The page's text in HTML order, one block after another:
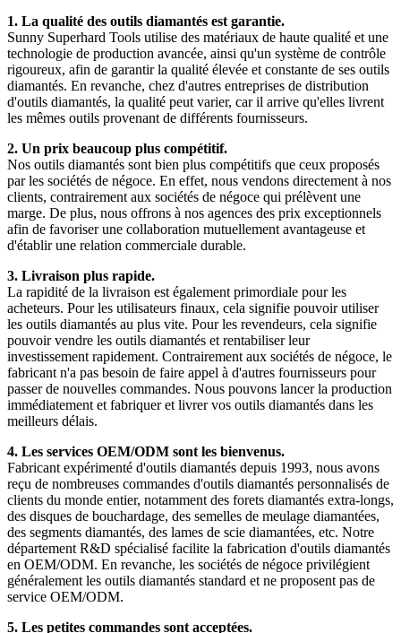
1. La qualité des outils diamantés est garantie.
Sunny Superhard Tools utilise des matériaux de haute qualité et une
technologie de production avancée, ainsi qu'un système de contrôle
rigoureux, afin de garantir la qualité élevée et constante de ses outils
diamantés. En revanche, chez d'autres entreprises de distribution
d'outils diamantés, la qualité peut varier, car il arrive qu'elles livrent
les mêmes outils provenant de différents fournisseurs.
2. Un prix beaucoup plus compétitif.
Nos outils diamantés sont bien plus compétitifs que ceux proposés
par les sociétés de négoce. En effet, nous vendons directement à nos
clients, contrairement aux sociétés de négoce qui prélèvent une
marge. De plus, nous offrons à nos agences des prix exceptionnels
afin de favoriser une collaboration mutuellement avantageuse et
d'établir une relation commerciale durable.
3. Livraison plus rapide.
La rapidité de la livraison est également primordiale pour les
acheteurs. Pour les utilisateurs finaux, cela signifie pouvoir utiliser
les outils diamantés au plus vite. Pour les revendeurs, cela signifie
pouvoir vendre les outils diamantés et rentabiliser leur
investissement rapidement. Contrairement aux sociétés de négoce, le
fabricant n'a pas besoin de faire appel à d'autres fournisseurs pour
passer de nouvelles commandes. Nous pouvons lancer la production
immédiatement et fabriquer et livrer vos outils diamantés dans les
meilleurs délais.
4. Les services OEM/ODM sont les bienvenus.
Fabricant expérimenté d'outils diamantés depuis 1993, nous avons
reçu de nombreuses commandes d'outils diamantés personnalisés de
clients du monde entier, notamment des forets diamantés extra-longs,
des disques de bouchardage, des semelles de meulage diamantées,
des segments diamantés, des lames de scie diamantées, etc. Notre
département R&D spécialisé facilite la fabrication d'outils diamantés
en OEM/ODM. En revanche, les sociétés de négoce privilégient
généralement les outils diamantés standard et ne proposent pas de
service OEM/ODM.
5. Les petites commandes sont acceptées.